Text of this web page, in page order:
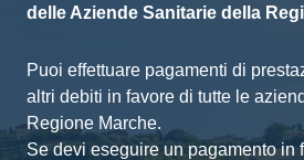
delle Aziende Sanitarie della
Puoi effettuare pagamenti di
altri debiti in favore di tutte le
Regione Marche.
Se devi eseguire un pagamento in